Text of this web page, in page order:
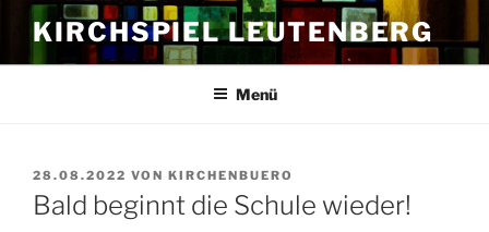
Zum
Inhalt
springen
KIRCHSPIEL LEUTENBERG
Menü
VERÖFFENTLICHT
AM
28.08.2022 VON KIRCHENBUERO
Bald beginnt die Schule wieder!